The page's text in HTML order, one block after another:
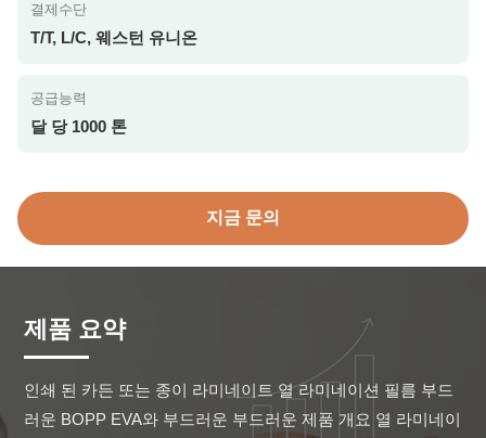
결제수단
T/T, L/C, 웨스턴 유니온
공급능력
달 당 1000 톤
지금 문의
제품 요약
인쇄 된 카든 또는 종이 라미네이트 열 라미네이션 필름 부드
러운 BOPP EVA와 부드러운 부드러운 제품 개요 열 라미네이